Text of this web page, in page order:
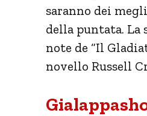
saranno dei
della puntata. La
note de “Il
novello Russell